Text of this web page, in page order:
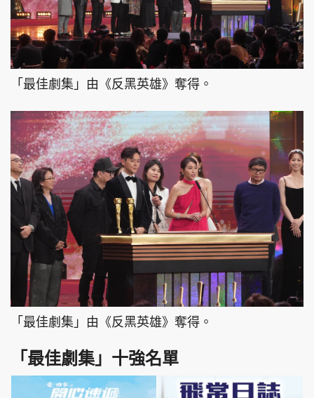
「最佳劇集」由《反黑英雄》奪得。
「最佳劇集」由《反黑英雄》奪得。
「最佳劇集」十強名單